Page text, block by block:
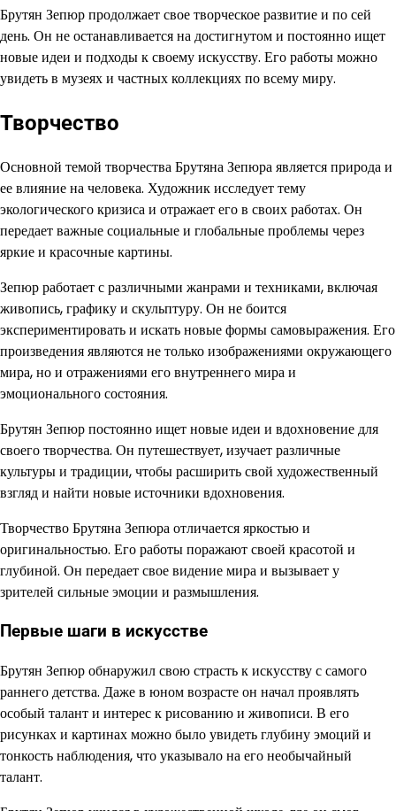
Брутян Зепюр продолжает свое творческое развитие и по сей
день. Он не останавливается на достигнутом и постоянно ищет
новые идеи и подходы к своему искусству. Его работы можно
увидеть в музеях и частных коллекциях по всему миру.
Творчество
Основной темой творчества Брутяна Зепюра является природа и
ее влияние на человека. Художник исследует тему
экологического кризиса и отражает его в своих работах. Он
передает важные социальные и глобальные проблемы через
яркие и красочные картины.
Зепюр работает с различными жанрами и техниками, включая
живопись, графику и скульптуру. Он не боится
экспериментировать и искать новые формы самовыражения. Его
произведения являются не только изображениями окружающего
мира, но и отражениями его внутреннего мира и
эмоционального состояния.
Брутян Зепюр постоянно ищет новые идеи и вдохновение для
своего творчества. Он путешествует, изучает различные
культуры и традиции, чтобы расширить свой художественный
взгляд и найти новые источники вдохновения.
Творчество Брутяна Зепюра отличается яркостью и
оригинальностью. Его работы поражают своей красотой и
глубиной. Он передает свое видение мира и вызывает у
зрителей сильные эмоции и размышления.
Первые шаги в искусстве
Брутян Зепюр обнаружил свою страсть к искусству с самого
раннего детства. Даже в юном возрасте он начал проявлять
особый талант и интерес к рисованию и живописи. В его
рисунках и картинах можно было увидеть глубину эмоций и
тонкость наблюдения, что указывало на его необычайный
талант.